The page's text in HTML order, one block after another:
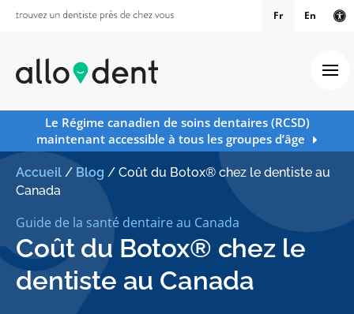
Fr En
Le Régime canadien de soins dentaires (RCSD)
maintenant accessible à tous les groupes d’âge
Accueil / Blog / Coût du Botox® chez le dentiste au
Canada
Guide de la santé dentaire au Canada
Coût du Botox® chez le
dentiste au Canada